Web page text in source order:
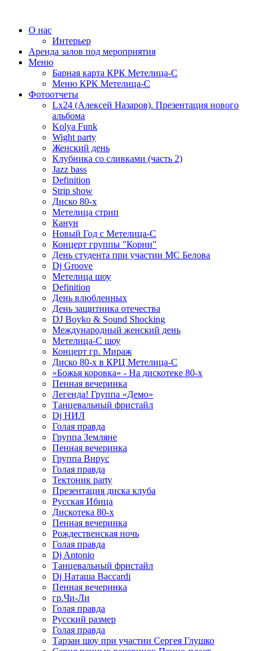
О нас
Интерьер
Аренда залов под мероприятия
Меню
Барная карта КРК Метелица-С
Меню КРК Метелица-С
Фотоотчеты
Lx24 (Алексей Назаров). Презентация нового
альбома
Kolya Funk
Wight party
Женский день
Клубника со сливками (часть 2)
Jazz bass
Definition
Strip show
Диско 80-х
Метелица стрип
Канун
Новый Год с Метелица-С
Концерт группы "Корни"
День студента при участии МС Белова
Dj Groove
Метелица шоу
Definition
День влюбленных
День защитника отечества
DJ Boyko & Sound Shocking
Международный женский день
Метелица-С шоу
Концерт гр. Мираж
Диско 80-х в КРЦ Метелица-С
«Божья коровка» - На дискотеке 80-х
Пенная вечеринка
Легенда! Группа «Демо»
Танцевальный фристайл
Dj НИЛ
Голая правда
Группа Земляне
Пенная вечеринка
Группа Вирус
Голая правда
Тектоник party
Презентация диска клуба
Русская Ибица
Дискотека 80-х
Пенная вечеринка
Рождественская ночь
Голая правда
Dj Antonio
Танцевальный фристайл
Dj Наташа Baccardi
Пенная вечеринка
гр.Чи-Ли
Голая правда
Русский размер
Голая правда
Тарзан шоу при участии Сергея Глушко